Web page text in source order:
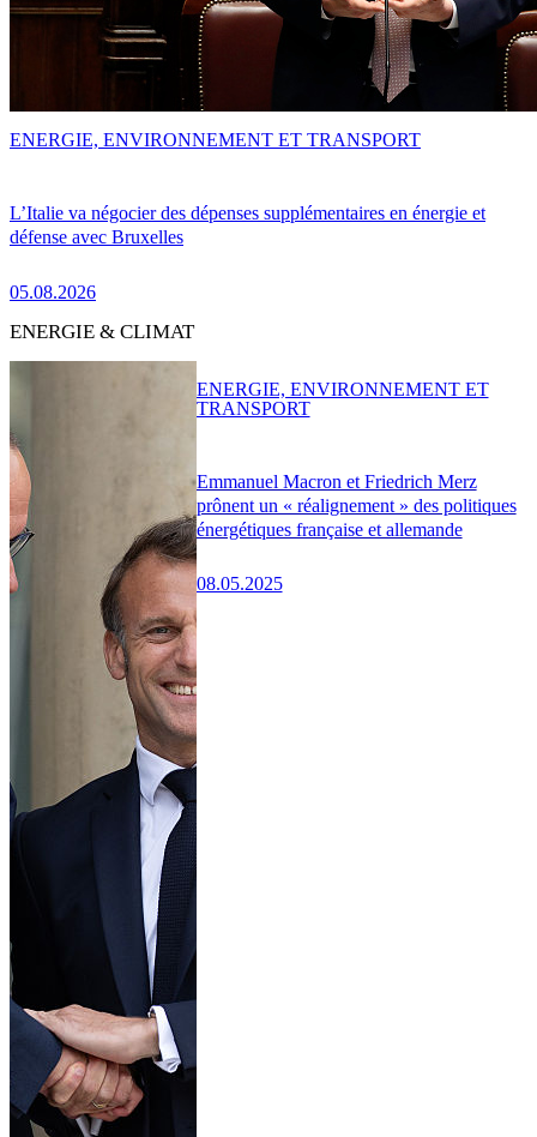
L’Italie va négocier des dépenses supplémentaires en énergie et
défense avec Bruxelles
05.08.2026
ENERGIE, ENVIRONNEMENT ET TRANSPORT
ENERGIE & CLIMAT
Emmanuel Macron et Friedrich Merz
prônent un « réalignement » des politiques
énergétiques française et allemande
08.05.2025
ENERGIE, ENVIRONNEMENT ET
TRANSPORT